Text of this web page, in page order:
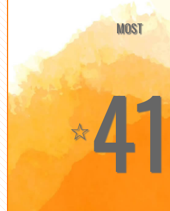
MOST
☆41